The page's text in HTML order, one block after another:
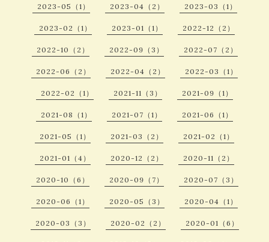
2023-05（1） 2023-04（2） 2023-03（1）
2023-02（1） 2023-01（1） 2022-12（2）
2022-10（2） 2022-09（3） 2022-07（2）
2022-06（2） 2022-04（2） 2022-03（1）
2022-02（1） 2021-11（3） 2021-09（1）
2021-08（1） 2021-07（1） 2021-06（1）
2021-05（1） 2021-03（2） 2021-02（1）
2021-01（4） 2020-12（2） 2020-11（2）
2020-10（6） 2020-09（7） 2020-07（3）
2020-06（1） 2020-05（3） 2020-04（1）
2020-03（3） 2020-02（2） 2020-01（6）